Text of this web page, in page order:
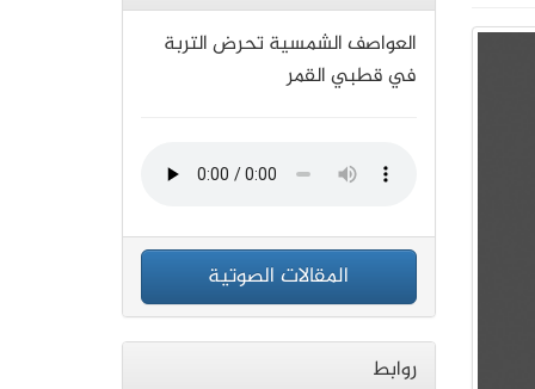
العواصف الشمسية تحرض التربة
في قطبي القمر
المقالات الصوتية
روابط